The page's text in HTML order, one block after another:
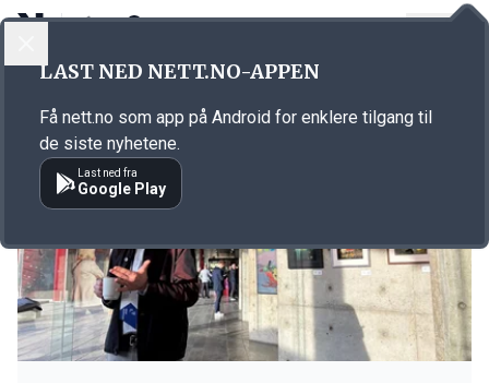
Emne: Europa
LAST NED NETT.NO-APPEN
Få nett.no som app på Android for enklere tilgang til
de siste nyhetene.
Last ned fra
Google Play